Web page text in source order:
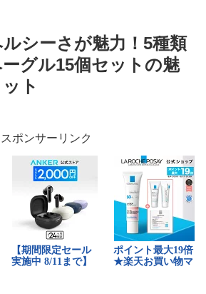
シーさが魅力！5種類
グル15個セットの魅
ト
スポンサーリンク